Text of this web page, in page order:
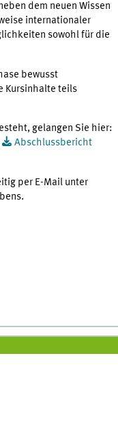
dem neuen Wissen
internationaler
sowohl für die
bewusst
Kursinhalte teils
gelangen Sie hier:
Abschlussbericht
per E-Mail unter